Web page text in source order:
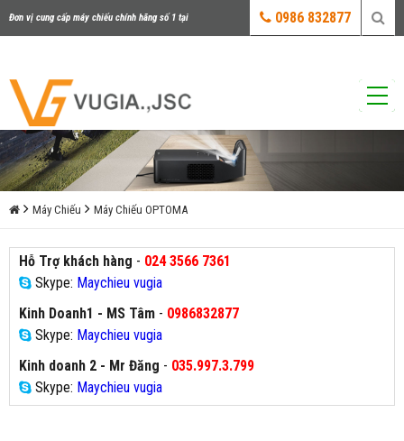
Đơn vị cung cấp máy chiếu chính hãng số 1 tại 0986 832877
Máy Chiếu Máy Chiếu OPTOMA
Hỗ Trợ khách hàng - 024 3566 7361
Skype: Maychieu vugia
Kinh Doanh1 - MS Tâm - 0986832877
Skype: Maychieu vugia
Kinh doanh 2 - Mr Đăng - 035.997.3.799
Skype: Maychieu vugia